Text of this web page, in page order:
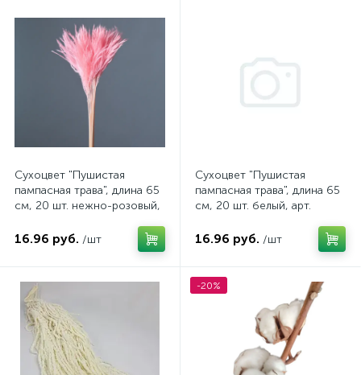
Сухоцвет "Пушистая
пампасная трава", длина 65
см, 20 шт. нежно-розовый,
16.96 руб. /шт
Сухоцвет "Пушистая
пампасная трава", длина 65
см, 20 шт. белый, арт.
16.96 руб. /шт
-20%